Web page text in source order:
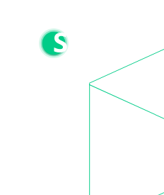
Structure